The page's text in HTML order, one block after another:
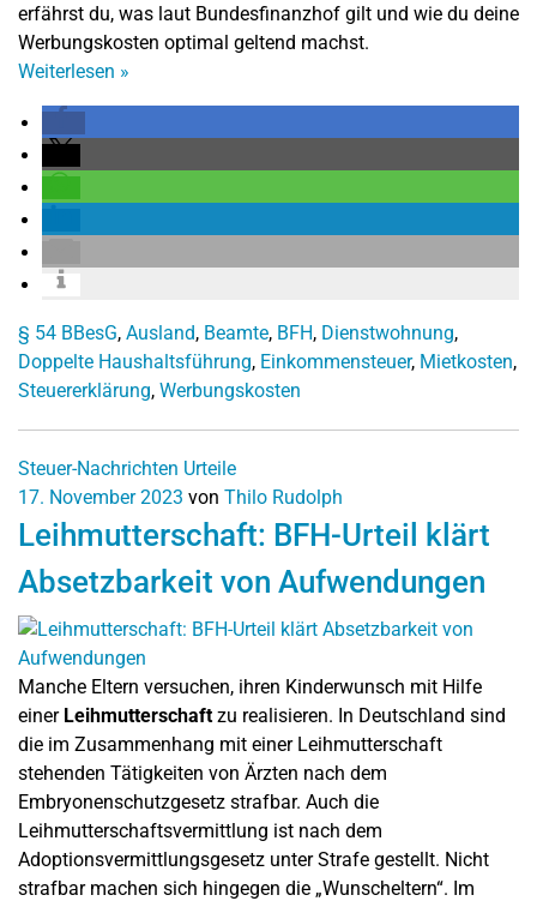
erfährst du, was laut Bundesfinanzhof gilt und wie du deine
Werbungskosten optimal geltend machst.
Weiterlesen »
§ 54 BBesG, Ausland, Beamte, BFH, Dienstwohnung,
Doppelte Haushaltsführung, Einkommensteuer, Mietkosten,
Steuererklärung, Werbungskosten
Steuer-Nachrichten Urteile
17. November 2023 von Thilo Rudolph
Leihmutterschaft: BFH-Urteil klärt
Absetzbarkeit von Aufwendungen
Manche Eltern versuchen, ihren Kinderwunsch mit Hilfe
einer Leihmutterschaftzu realisieren. In Deutschland sind
die im Zusammenhang mit einer Leihmutterschaft
stehenden Tätigkeiten von Ärzten nach dem
Embryonenschutzgesetz strafbar. Auch die
Leihmutterschaftsvermittlung ist nach dem
Adoptionsvermittlungsgesetz unter Strafe gestellt. Nicht
strafbar machen sich hingegen die „Wunscheltern“. Im